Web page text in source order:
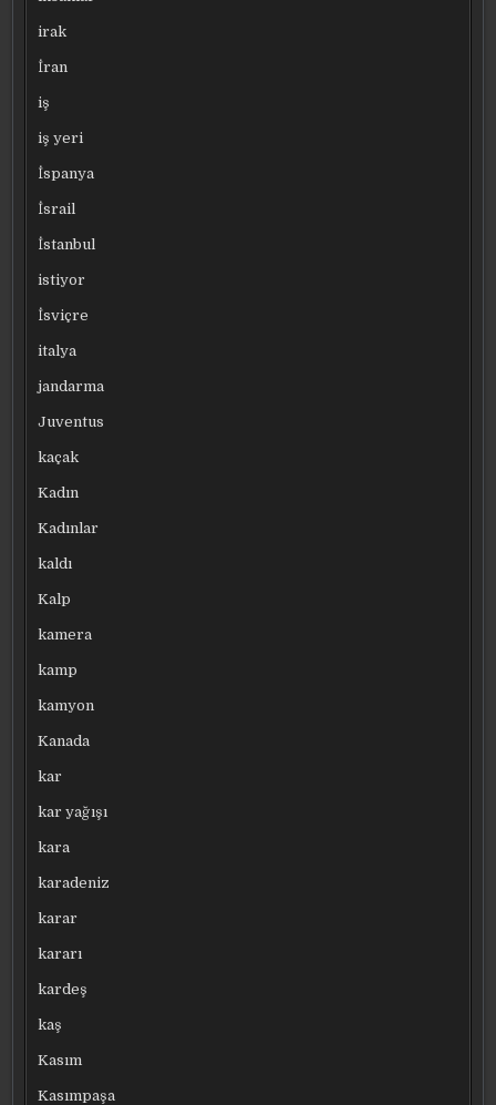
irak
İran
iş
iş yeri
İspanya
İsrail
İstanbul
istiyor
İsviçre
italya
jandarma
Juventus
kaçak
Kadın
Kadınlar
kaldı
Kalp
kamera
kamp
kamyon
Kanada
kar
kar yağışı
kara
karadeniz
karar
kararı
kardeş
kaş
Kasım
Kasımpaşa